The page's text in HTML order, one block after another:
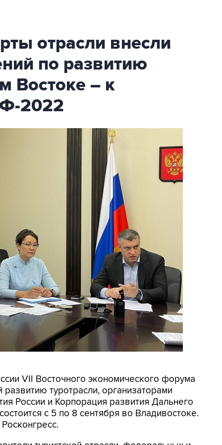
отрасли внесли
по развитию
Востоке – к
2022
VII Восточного экономического форума
туротрасли, организаторами
России и Корпорация развития Дальнего
с 5 по 8 сентября во Владивостоке.